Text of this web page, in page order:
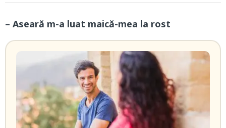
– Aseară m-a luat maică-mea la rost